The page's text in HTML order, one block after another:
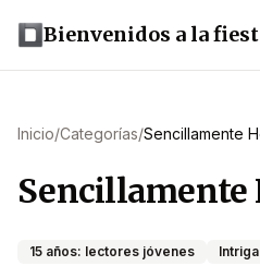
Bienvenidos a la
Inicio/Categorías/Sencillamente
Sencillamente
15 años: lectores jóvenes